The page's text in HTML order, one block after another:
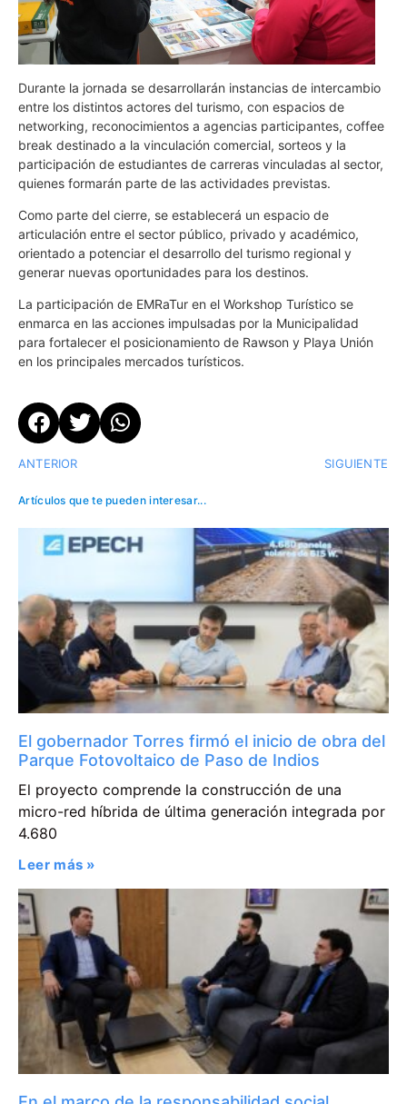
Durante la jornada se desarrollarán instancias de intercambio
entre los distintos actores del turismo, con espacios de
networking, reconocimientos a agencias participantes, coffee
break destinado a la vinculación comercial, sorteos y la
participación de estudiantes de carreras vinculadas al sector,
quienes formarán parte de las actividades previstas.
Como parte del cierre, se establecerá un espacio de
articulación entre el sector público, privado y académico,
orientado a potenciar el desarrollo del turismo regional y
generar nuevas oportunidades para los destinos.
La participación de EMRaTur en el Workshop Turístico se
enmarca en las acciones impulsadas por la Municipalidad
para fortalecer el posicionamiento de Rawson y Playa Unión
en los principales mercados turísticos.
ANTERIOR SIGUIENTE
Artículos que te pueden interesar...
El gobernador Torres firmó el inicio de obra del
Parque Fotovoltaico de Paso de Indios
El proyecto comprende la construcción de una
micro-red híbrida de última generación integrada por
4.680
Leer más »